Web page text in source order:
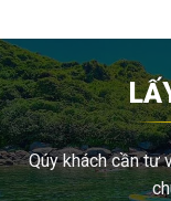
Qúy khách cần tư